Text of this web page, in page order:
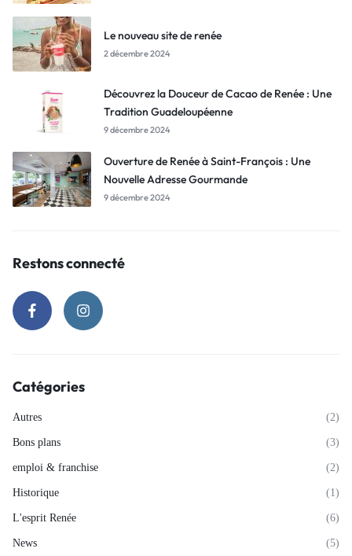
Le nouveau site de renée
2 décembre 2024
Découvrez la Douceur de Cacao de Renée : Une
Tradition Guadeloupéenne
9 décembre 2024
Ouverture de Renée à Saint-François : Une
Nouvelle Adresse Gourmande
9 décembre 2024
Restons connecté
Catégories
Autres (2)
Bons plans (3)
emploi & franchise (2)
Historique (1)
L'esprit Renée (6)
News (5)